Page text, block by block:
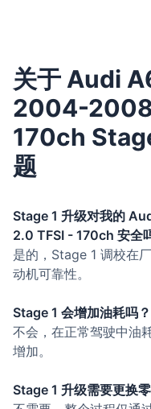
关于 Audi
2004-
170ch
题
Stage 1 升级对我的
2.0 TFSI - 170ch 安全
是的，Stage 1 调校在
动机可靠性。
Stage 1 会增加油耗吗？
不会，在正常驾驶中油
增加。
Stage 1 升级需要更换